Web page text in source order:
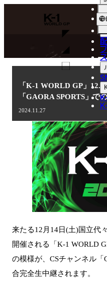
K-
WGP ニ
「K-1 WORLD GP」
「GAORA SPORTS」で
2024.11.27
来たる12月14日(土)国立代
開催される「K-1 WORLD
の模様が、CSチャンネル「
合完全生中継されます。